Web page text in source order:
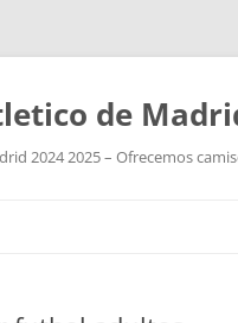
de
2024 2025 – Ofrecemos